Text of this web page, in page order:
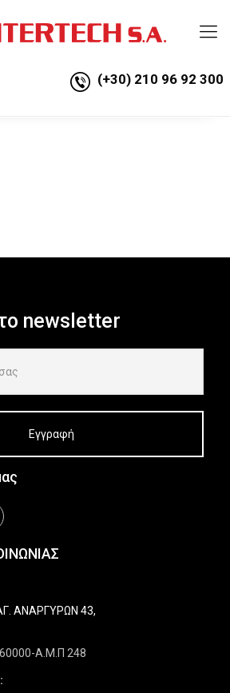
(+30) 210 96 92 300
newsletter
ΑΝΑΡΓΥΡΩΝ 43,
Α.Μ.Π 248